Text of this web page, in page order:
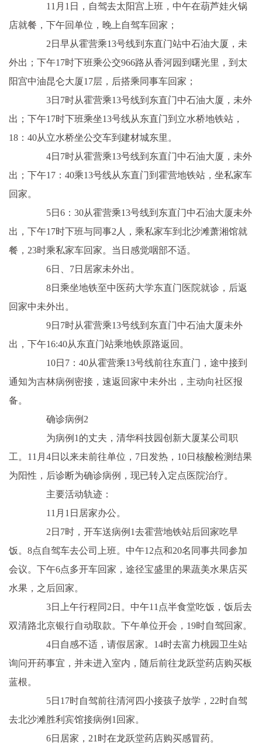
11月1日，自驾去太阳宫上班，中午在葫芦娃火锅
店就餐，下午回单位，晚上自驾车回家；
2日早从霍营乘13号线到东直门站中石油大厦，未
外出；下午17时下班乘公交966路从香河园到曙光里，到太
阳宫中油昆仑大厦17层，后搭乘同事车回家；
3日7时从霍营乘13号线到东直门中石油大厦，未外
出；下午17时下班乘坐13号线从东直门到立水桥地铁站，
18：40从立水桥坐公交车到建材城东里。
4日7时从霍营乘13号线到东直门中石油大厦，未外
出；下午17：40乘13号线从东直门到霍营地铁站，坐私家车
回家。
5日6：30从霍营乘13号线到东直门中石油大厦未外
出，下午17时下班与同事2人，乘私家车到北沙滩萧湘馆就
餐，23时乘私家车回家。当日感觉咽部不适。
6日、7日居家未外出。
8日乘坐地铁至中医药大学东直门医院就诊，后返
回家中未外出。
9日7时从霍营乘13号线到东直门中石油大厦未外
出，下午16:40从东直门站乘地铁原路返回。
10日7：40从霍营乘13号线前往东直门，途中接到
通知为吉林病例密接，速返回家中未外出，主动向社区报
备。
确诊病例2
为病例1的丈夫，清华科技园创新大厦某公司职
工。11月4日以来未前往单位，7日发热，10日核酸检测结果
为阳性，后诊断为确诊病例，现已转入定点医院治疗。
主要活动轨迹：
11月1日居家办公。
2日7时，开车送病例1去霍营地铁站后回家吃早
饭。8点自驾车去公司上班。中午12点和20名同事共同参加
会议。下午6点多开车回家，途径宝盛里的果蔬美水果店买
水果，之后回家。
3日上午行程同2日。中午11点半食堂吃饭，饭后去
双清路北京银行自动取款。下午单位开会，19时自驾回家。
4日自感不适，请假居家。14时去富力桃园卫生站
询问开药事宜，并未进入室内，随后前往龙跃堂药店购买板
蓝根。
5日17时自驾前往清河四小接孩子放学，22时自驾
去北沙滩胜利宾馆接病例1回家。
6日居家，21时在龙跃堂药店购买感冒药。